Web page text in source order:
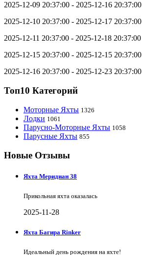
2025-12-09 20:37:00 - 2025-12-16 20:37:00
2025-12-10 20:37:00 - 2025-12-17 20:37:00
2025-12-11 20:37:00 - 2025-12-18 20:37:00
2025-12-15 20:37:00 - 2025-12-15 20:37:00
2025-12-16 20:37:00 - 2025-12-23 20:37:00
Топ10 Категорий
Моторные Яхты 1326
Лодки 1061
Парусно-Моторные Яхты 1058
Парусные Яхты 855
Новые Отзывы
Яхта Меридиан 38
Прикольная яхта оказалась
2025-11-28
Яхта Багира Rinker
Идеальный день рождения на яхте!